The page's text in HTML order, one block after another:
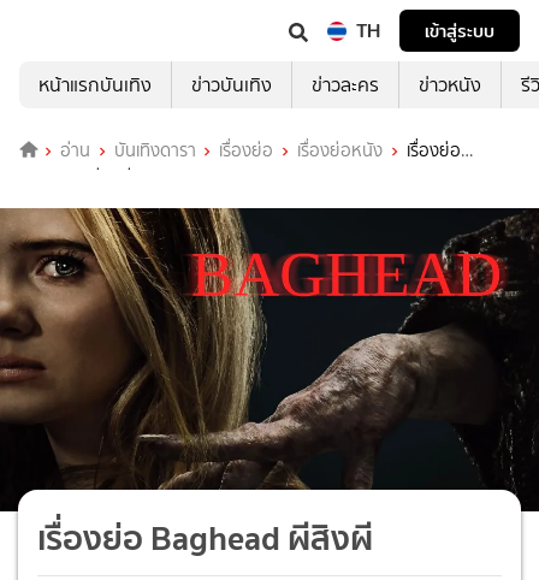
TH
เข้าสู่ระบบ
หน้าแรกบันเทิง
ข่าวบันเทิง ข่าวละคร ข่าวหนัง รี
อ่าน บันเทิงดารา เรื่องย่อ เรื่องย่อหนัง
เรื่องย่อ
Baghead ผีสิงผี
เรื่องย่อ Baghead ผีสิงผี